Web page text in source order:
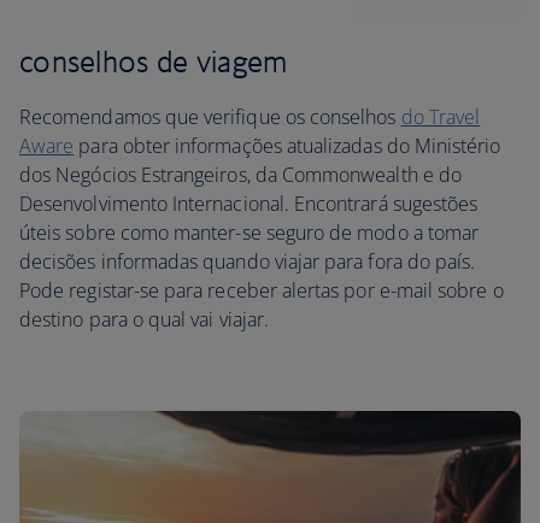
conselhos de viagem
Recomendamos que verifique os conselhos do Travel
Aware para obter informações atualizadas do Ministério
dos Negócios Estrangeiros, da Commonwealth e do
Desenvolvimento Internacional. Encontrará sugestões
úteis sobre como manter-se seguro de modo a tomar
decisões informadas quando viajar para fora do país.
Pode registar-se para receber alertas por e-mail sobre o
destino para o qual vai viajar.